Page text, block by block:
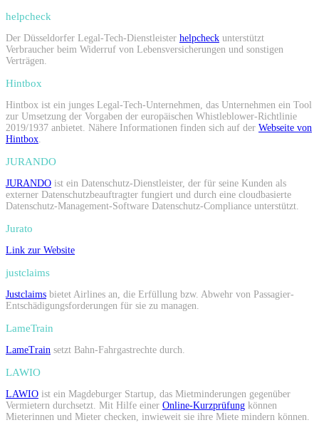
helpcheck
Der Düsseldorfer Legal-Tech-Dienstleister helpcheck unterstützt
Verbraucher beim Widerruf von Lebensversicherungen und sonstigen
Verträgen.
Hintbox
Hintbox ist ein junges Legal-Tech-Unternehmen, das Unternehmen ein Tool
zur Umsetzung der Vorgaben der europäischen Whistleblower-Richtlinie
2019/1937 anbietet. Nähere Informationen finden sich auf der Webseite von
Hintbox
JURANDO
JURANDO ist ein Datenschutz-Dienstleister, der für seine Kunden als
externer Datenschutzbeauftragter fungiert und durch eine cloudbasierte
Datenschutz-Management-Software Datenschutz-Compliance unterstützt.
Jurato
Link zur Website
justclaims
Justclaims bietet Airlines an, die Erfüllung bzw. Abwehr von Passagier-
Entschädigungsforderungen für sie zu managen.
LameTrain
LameTrain setzt Bahn-Fahrgastrechte durch.
LAWIO
LAWIO ist ein Magdeburger Startup, das Mietminderungen gegenüber
Vermietern durchsetzt. Mit Hilfe einer Online-Kurzprüfung können
Mieterinnen und Mieter checken, inwieweit sie ihre Miete mindern können.